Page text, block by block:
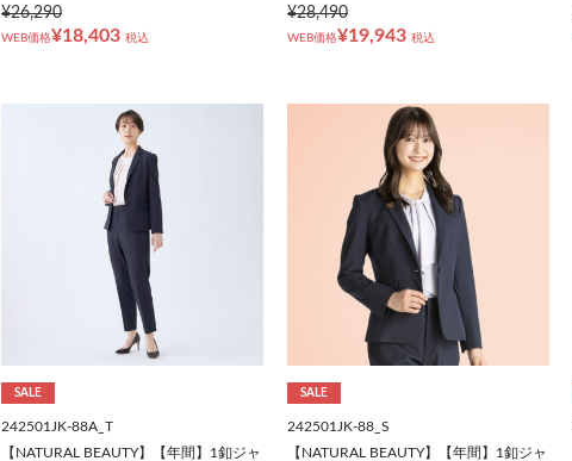
¥26,290
WEB価格¥18,403 税込
¥28,490
WEB価格¥19,943 税込
SALE
242501JK-88A_T
【NATURAL BEAUTY】【年間】1釦ジャ
SALE
242501JK-88_S
【NATURAL BEAUTY】【年間】1釦ジャ